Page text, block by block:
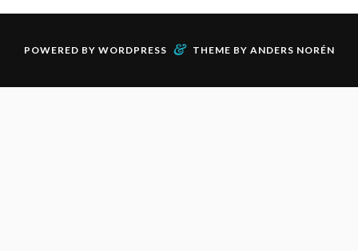
POWERED BY WORDPRESS & THEME BY ANDERS NORÉN